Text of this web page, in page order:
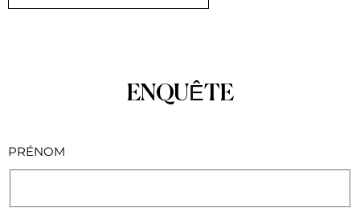
ENQUÊTE
PRÉNOM